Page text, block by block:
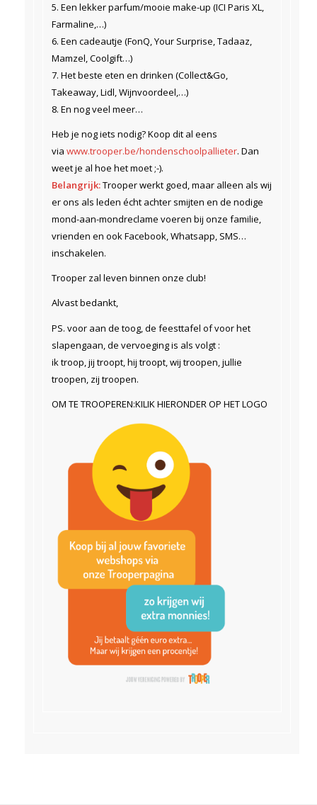
5. Een lekker parfum/mooie make-up (ICI Paris XL,
Farmaline,…)
6. Een cadeautje (FonQ, Your Surprise, Tadaaz,
Mamzel, Coolgift…)
7. Het beste eten en drinken (Collect&Go,
Takeaway, Lidl, Wijnvoordeel,…)
8. En nog veel meer…
Heb je nog iets nodig? Koop dit al eens
via www.trooper.be/hondenschoolpallieter. Dan
weet je al hoe het moet ;-).
Belangrijk:Trooper werkt goed, maar alleen als wij
er ons als leden écht achter smijten en de nodige
mond-aan-mondreclame voeren bij onze familie,
vrienden en ook Facebook, Whatsapp, SMS…
inschakelen.
Trooper zal leven binnen onze club!
Alvast bedankt,
PS. voor aan de toog, de feesttafel of voor het
slapengaan, de vervoeging is als volgt :
ik troop, jij troopt, hij troopt, wij troopen, jullie
troopen, zij troopen.
OM TE TROOPEREN:KILIK HIERONDER OP HET LOGO